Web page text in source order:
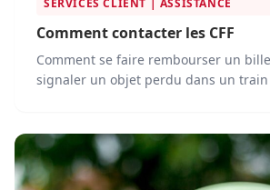
SERVICES CLIENT | ASSISTANCE
Comment contacter les CFF
Comment se faire rembourser un
signaler un objet perdu dans un train